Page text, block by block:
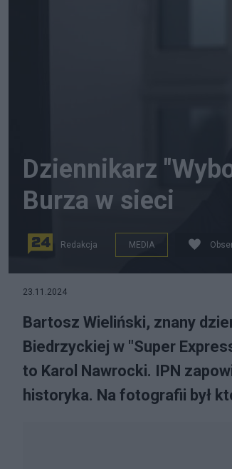
Dziennikarz
Burza w sieci
Redakcja MEDIA
23.11.2024
Bartosz Wieliński, znany
Biedrzyckiej w "Super
to Karol Nawrocki. IPN
historyka. Na fotografii był